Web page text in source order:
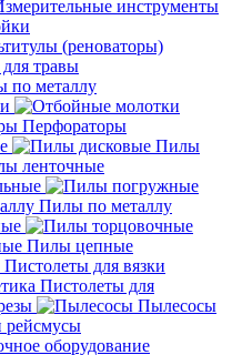
инструменты
(реноваторы)
травы
металлу
Перфораторы
Пилы
ленточные
Пилы по металлу
Пилы цепные
Пистолеты для вязки
Пистолеты для
Пылесосы
рейсмусы
оборудование